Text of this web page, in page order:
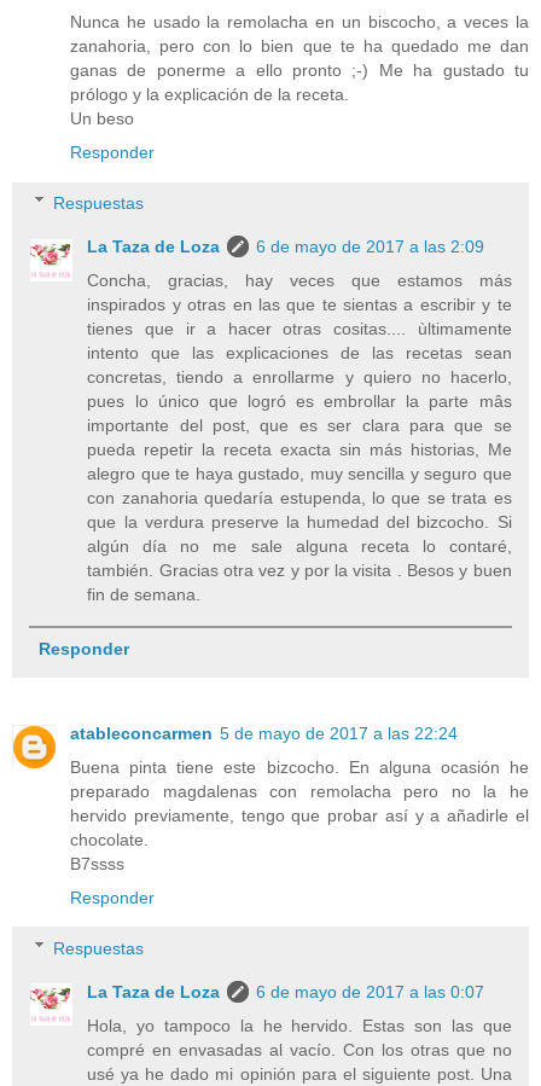
Nunca he usado la remolacha en un biscocho, a veces la
zanahoria, pero con lo bien que te ha quedado me dan
ganas de ponerme a ello pronto ;-) Me ha gustado tu
prólogo y la explicación de la receta.
Un beso
Responder
Respuestas
La Taza de Loza
6 de mayo de 2017 a las 2:09
Concha, gracias, hay veces que estamos más
inspirados y otras en las que te sientas a escribir y te
tienes que ir a hacer otras cositas.... ùltimamente
intento que las explicaciones de las recetas sean
concretas, tiendo a enrollarme y quiero no hacerlo,
pues lo único que logró es embrollar la parte mâs
importante del post, que es ser clara para que se
pueda repetir la receta exacta sin más historias, Me
alegro que te haya gustado, muy sencilla y seguro que
con zanahoria quedaría estupenda, lo que se trata es
que la verdura preserve la humedad del bizcocho. Si
algún día no me sale alguna receta lo contaré,
también. Gracias otra vez y por la visita . Besos y buen
fin de semana.
Responder
atableconcarmen 5 de mayo de 2017 a las 22:24
Buena pinta tiene este bizcocho. En alguna ocasión he
preparado magdalenas con remolacha pero no la he
hervido previamente, tengo que probar así y a añadirle el
chocolate.
B7ssss
Responder
Respuestas
La Taza de Loza
6 de mayo de 2017 a las 0:07
Hola, yo tampoco la he hervido. Estas son las que
compré en envasadas al vacío. Con los otras que no
usé ya he dado mi opinión para el siguiente post. Una